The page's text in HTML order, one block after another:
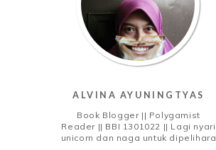
ALVINA AYUNINGTYAS
Book Blogger || Polygamist
Reader || BBI 1301022 || Lagi nyari
unicorn dan naga untuk dipelihara